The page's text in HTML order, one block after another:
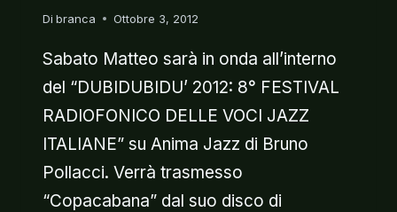
Di branca Ottobre 3, 2012
Sabato Matteo sarà in onda all’interno
del “DUBIDUBIDU’ 2012: 8° FESTIVAL
RADIOFONICO DELLE VOCI JAZZ
ITALIANE” su Anima Jazz di Bruno
Pollacci. Verrà trasmesso
“Copacabana” dal suo disco di